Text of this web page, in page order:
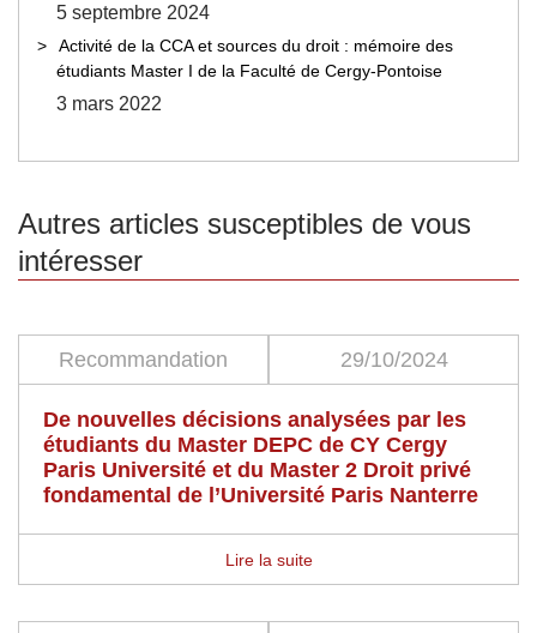
5 septembre 2024
Activité de la CCA et sources du droit : mémoire des
étudiants Master I de la Faculté de Cergy-Pontoise
3 mars 2022
Autres articles susceptibles de vous
intéresser
Recommandation 29/10/2024
De nouvelles décisions analysées par les
étudiants du Master DEPC de CY Cergy
Paris Université et du Master 2 Droit privé
fondamental de l’Université Paris Nanterre
Lire la suite